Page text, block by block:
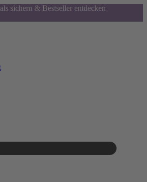
sichern & Bestseller entdecken